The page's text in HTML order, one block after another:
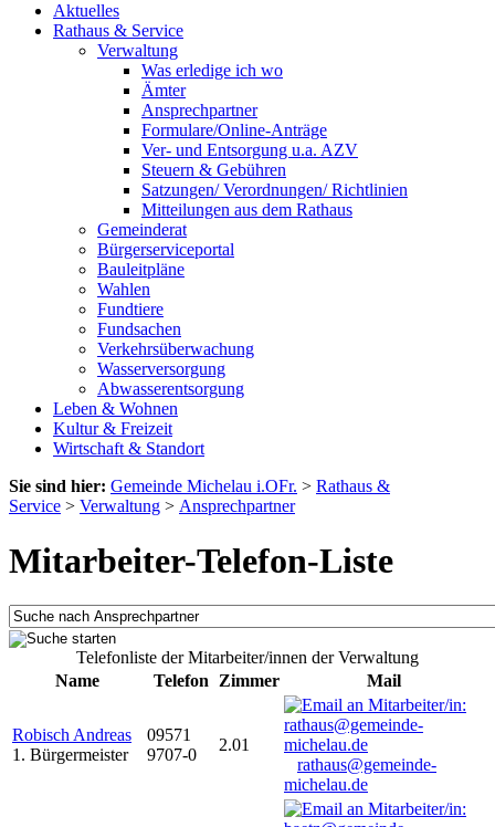
Aktuelles
Rathaus & Service
Verwaltung
Was erledige ich wo
Ämter
Ansprechpartner
Formulare/Online-Anträge
Ver- und Entsorgung u.a. AZV
Steuern & Gebühren
Satzungen/ Verordnungen/ Richtlinien
Mitteilungen aus dem Rathaus
Gemeinderat
Bürgerserviceportal
Bauleitpläne
Wahlen
Fundtiere
Fundsachen
Verkehrsüberwachung
Wasserversorgung
Abwasserentsorgung
Leben & Wohnen
Kultur & Freizeit
Wirtschaft & Standort
Sie sind hier: Gemeinde Michelau i.OFr. > Rathaus &
Service > Verwaltung > Ansprechpartner
Mitarbeiter-Telefon-Liste
Telefonliste der Mitarbeiter/innen der Verwaltung
Name
Telefon Zimmer Mail
Robisch Andreas
1. Bürgermeister
09571
9707-0
2.01
rathaus@gemeinde-
michelau.de